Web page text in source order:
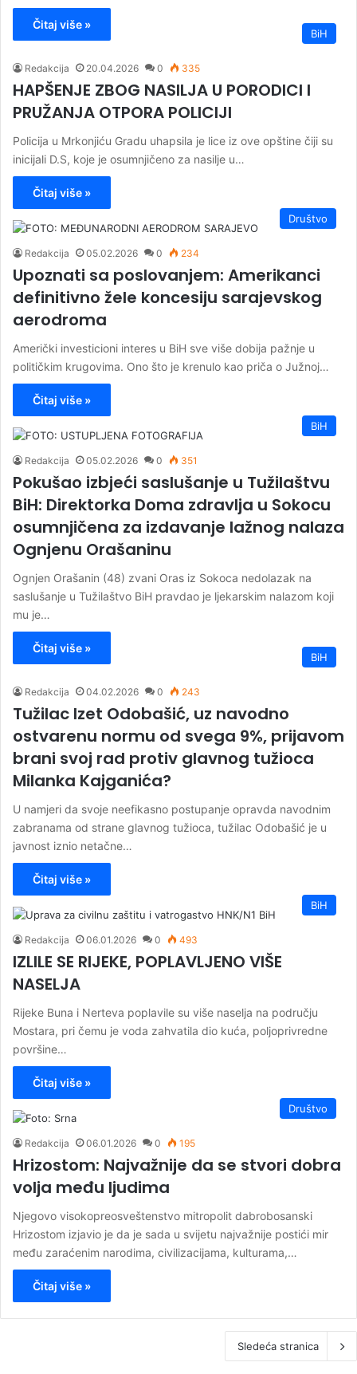
Čitaj više »
BiH
Redakcija 20.04.2026 0 335
HAPŠENJE ZBOG NASILJA U PORODICI I
PRUŽANJA OTPORA POLICIJI
Policija u Mrkonjiću Gradu uhapsila je lice iz ove opštine čiji su
inicijali D.S, koje je osumnjičeno za nasilje u…
Čitaj više »
Društvo
Redakcija 05.02.2026 0 234
Upoznati sa poslovanjem: Amerikanci
definitivno žele koncesiju sarajevskog
aerodroma
Američki investicioni interes u BiH sve više dobija pažnje u
političkim krugovima. Ono što je krenulo kao priča o Južnoj…
Čitaj više »
BiH
Redakcija 05.02.2026 0 351
Pokušao izbjeći saslušanje u Tužilaštvu
BiH: Direktorka Doma zdravlja u Sokocu
osumnjičena za izdavanje lažnog nalaza
Ognjenu Orašaninu
Ognjen Orašanin (48) zvani Oras iz Sokoca nedolazak na
saslušanje u Tužilaštvo BiH pravdao je ljekarskim nalazom koji
mu je…
Čitaj više »
BiH
Redakcija 04.02.2026 0 243
Tužilac Izet Odobašić, uz navodno
ostvarenu normu od svega 9%, prijavom
brani svoj rad protiv glavnog tužioca
Milanka Kajganića?
U namjeri da svoje neefikasno postupanje opravda navodnim
zabranama od strane glavnog tužioca, tužilac Odobašić je u
javnost iznio netačne…
Čitaj više »
BiH
Redakcija 06.01.2026 0 493
IZLILE SE RIJEKE, POPLAVLJENO VIŠE
NASELJA
Rijeke Buna i Nerteva poplavile su više naselja na području
Mostara, pri čemu je voda zahvatila dio kuća, poljoprivredne
površine…
Čitaj više »
Društvo
Redakcija 06.01.2026 0 195
Hrizostom: Najvažnije da se stvori dobra
volja među ljudima
Njegovo visokopreosveštenstvo mitropolit dabrobosanski
Hrizostom izjavio je da je sada u svijetu najvažnije postići mir
među zaraćenim narodima, civilizacijama, kulturama,…
Čitaj više »
Sledeća stranica